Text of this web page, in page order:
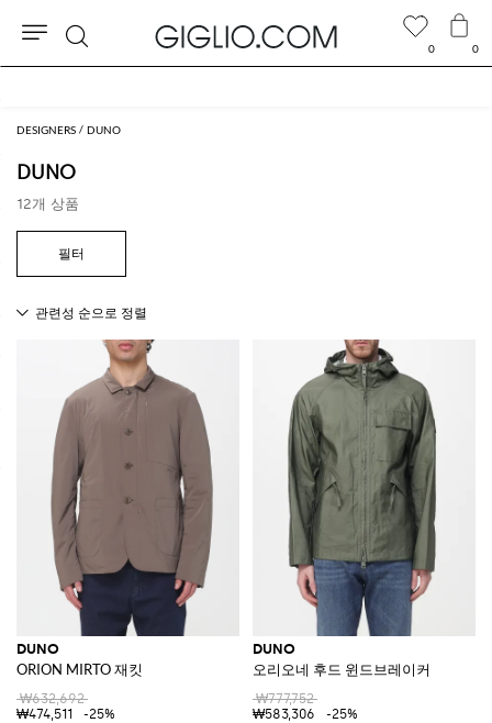
DESIGNERS DUNO
DUNO
12개 상품
DUNO
ORION MIRTO 재킷
₩632,692
₩474,511
-25%
DUNO
오리오네 후드 윈드브레이커
₩777,752
₩583,306
-25%
0 0
검